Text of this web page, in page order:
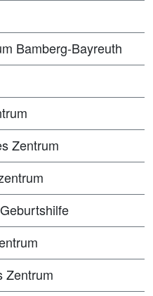
Bamberg-Bayreuth
Zentrum
Zentrum